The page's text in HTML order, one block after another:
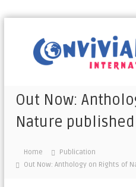
Out Now:
Nature
Home
Publication
Out Now: Anthology on Rights of